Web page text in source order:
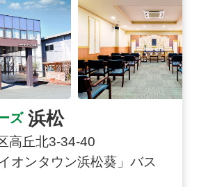
ズ 浜松
高丘北3-34-40
オンタウン浜松葵」バス